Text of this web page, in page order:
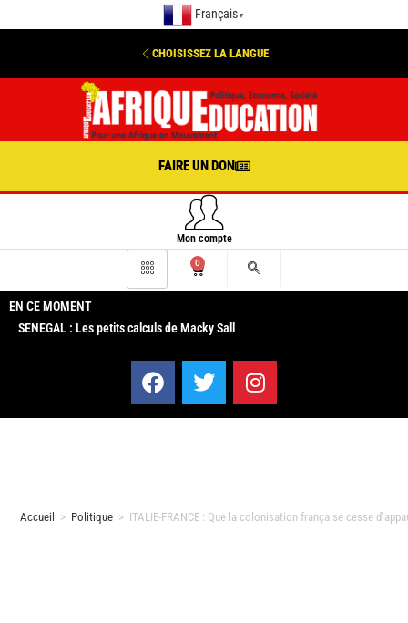
Français ▼
CHOISISSEZ LA LANGUE
FAIRE UN DON
Mon compte
0
EN CE MOMENT
SENEGAL : Les petits calculs de Macky Sall
Accueil > Politique > ITALIE-FRANCE : Que la colonisation française cesse